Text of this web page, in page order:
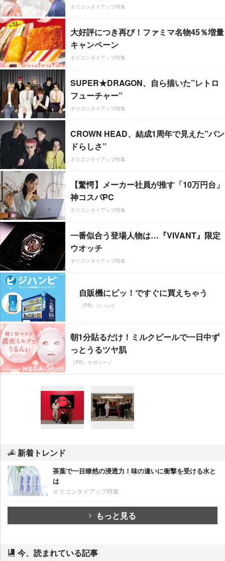
オリコンタイアップ特集
大好評につき再び！ファミマ名物45％増量
キャンペーン
オリコンタイアップ特集
SUPER★DRAGON、自ら描いた”レトロ
フューチャー”
オリコンタイアップ特集
CROWN HEAD、結成1周年で見えた”バン
ドらしさ”
オリコンタイアップ特集
【驚愕】メーカー社員が推す「10万円台」
神コスパPC
オリコンタイアップ特集
一番似合う登場人物は…『VIVANT』限定
ウオッチ
オリコンタイアップ特集
自販機にピッ！ですぐに買えちゃう
（PR）ジハンピ
朝1分貼るだけ！ミルクピールで一日中ず
っとうるツヤ肌
（PR）サボリーノ
新着トレンド
茶葉で一目瞭然の浸透力！味の違いに衝撃を受ける水と
は
オリコンタイアップ特集
もっと見る
今、読まれている記事